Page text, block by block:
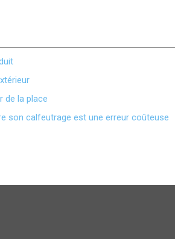
de la place
son calfeutrage est une erreur coûteuse